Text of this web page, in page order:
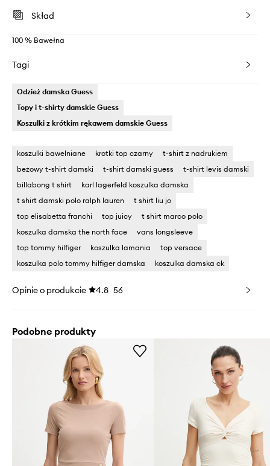
Skład
100 % Bawełna
Tagi
Odzież damska Guess
Topy i t-shirty damskie Guess
Koszulki z krótkim rękawem damskie Guess
koszulki bawelniane krotki top czarny
t-shirt z nadrukiem
beżowy t-shirt damski
t-shirt damski guess
t-shirt levis damski
billabong t shirt
karl lagerfeld koszulka damska
t shirt damski polo ralph lauren
t shirt liu jo
top elisabetta franchi
top juicy
t shirt marco polo
koszulka damska the north face
vans longsleeve
top tommy hilfiger
koszulka lamania
top versace
koszulka polo tommy hilfiger damska
koszulka damska ck
Opinie o produkcie 4.8 56
Podobne produkty